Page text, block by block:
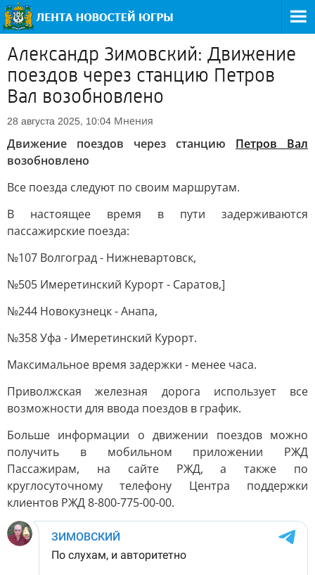
Александр Зимовский: Движение
поездов через станцию Петров
Вал возобновлено
28 августа 2025, 10:04 Мнения
Движение поездов через станцию Петров Вал
возобновлено
Все поезда следуют по своим маршрутам.
В настоящее время в пути задерживаются
пассажирские поезда:
№107 Волгоград - Нижневартовск,
№505 Имеретинский Курорт - Саратов,]
№244 Новокузнецк - Анапа,
№358 Уфа - Имеретинский Курорт.
Максимальное время задержки - менее часа.
Приволжская железная дорога использует все
возможности для ввода поездов в график.
Больше информации о движении поездов можно
получить в мобильном приложении РЖД
Пассажирам, на сайте РЖД, а также по
круглосуточному телефону Центра поддержки
клиентов РЖД 8-800-775-00-00.